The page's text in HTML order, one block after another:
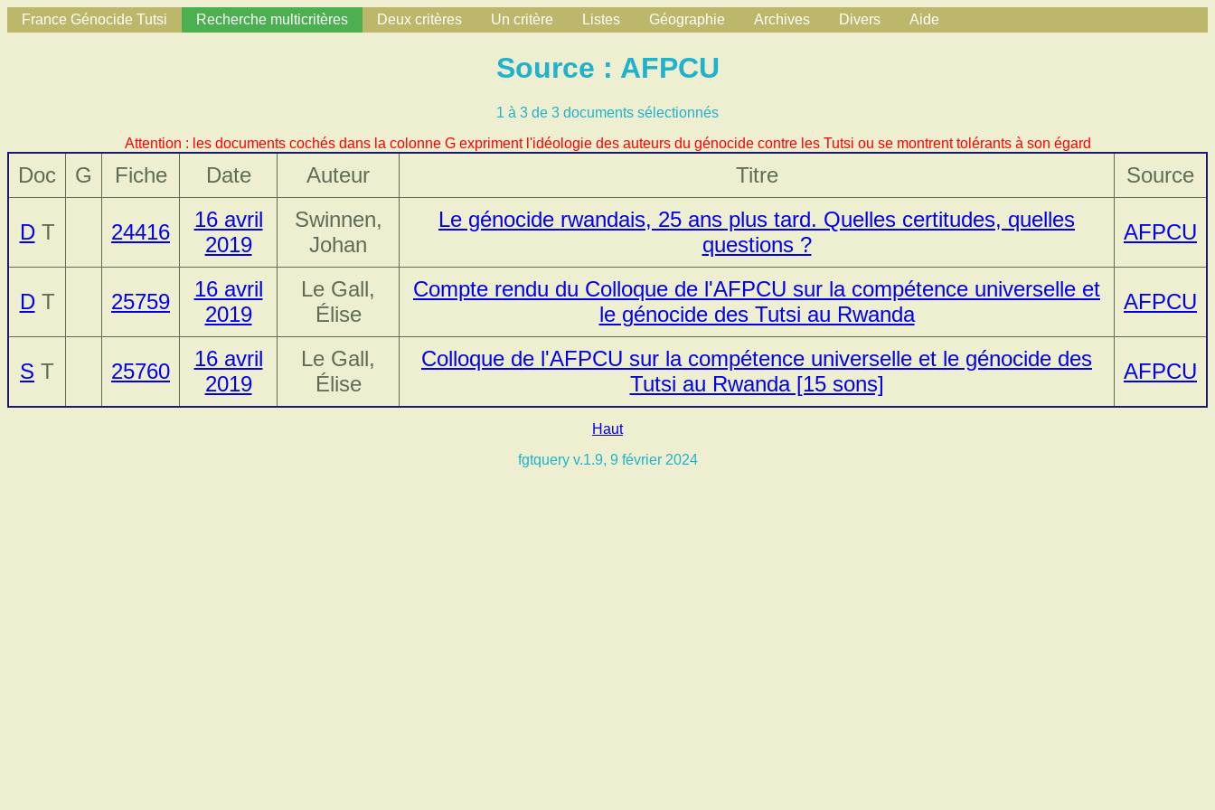
France Génocide Tutsi Recherche multicritères Deux critères Un critère Listes Géographie Archives Divers Aide
Source : AFPCU
1 à 3 de 3 documents sélectionnés
Attention : les documents cochés dans la colonne G expriment l'idéologie des auteurs du génocide contre les Tutsi ou se montrent tolérants à son égard
Doc G Fiche Date Auteur Titre Source
DT 24416
16 avril
2019
Swinnen,
Johan
Le génocide rwandais, 25 ans plus tard. Quelles certitudes, quelles
questions ?
AFPCU
DT 25759
16 avril
2019
Le Gall,
Élise
Compte rendu du Colloque de l'AFPCU sur la compétence universelle et
le génocide des Tutsi au Rwanda
AFPCU
S T 25760
16 avril
2019
Le Gall,
Élise
Colloque de l'AFPCU sur la compétence universelle et le génocide des
Tutsi au Rwanda [15 sons]
AFPCU
Haut
fgtquery v.1.9, 9 février 2024